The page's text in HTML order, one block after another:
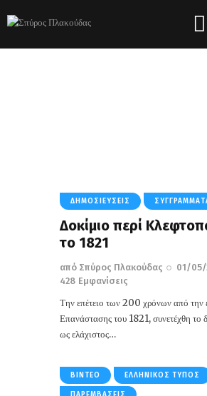
ΔΗΜΟΣΙΕΎΣΕΙΣ
Δοκίμιο περί
το 1821
από Σπύρος Πλακούδας
01/05/
428 Εμφανίσεις
Την επέτειο των 200 χρόνων από την
Επανάστασης του 1821, συνετέχθη το
ως ελάχιστος…
ΒΊΝΤΕΟ ΕΛΛΗΝΙΚΌΣ ΤΎΠΟΣ